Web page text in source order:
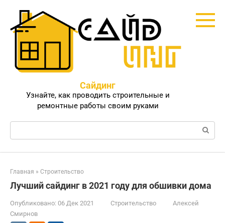
контенту
Сайдинг
Узнайте, как проводить строительные и
ремонтные работы своим руками
Поиск:
Главная » Строительство
Лучший сайдинг в 2021 году для обшивки дома
Опубликовано: 06 Дек 2021 Строительство
Алексей
Смирнов